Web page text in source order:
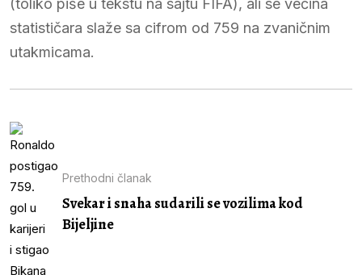
(toliko piše u tekstu na sajtu FIFA), ali se većina
statističara slaže sa cifrom od 759 na zvaničnim
utakmicama.
Prethodni članak
Svekar i snaha sudarili se vozilima kod
Bijeljine